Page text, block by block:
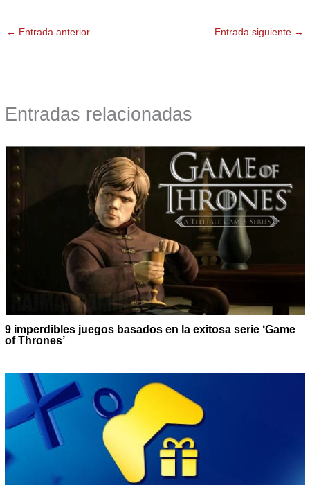
← Entrada anterior Entrada siguiente →
Entradas relacionadas
9 imperdibles juegos basados en la exitosa serie ‘Game
of Thrones’